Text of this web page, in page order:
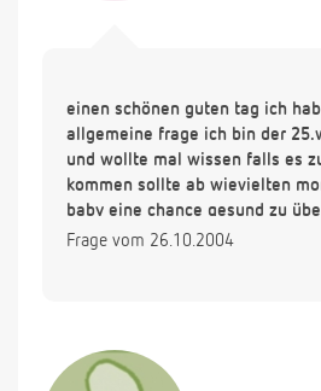
einen schönen guten tag ich
allgemeine frage ich bin der
und wollte mal wissen falls es
kommen sollte ab wievielten
baby eine chance gesund zu
Frage vom 26.10.2004